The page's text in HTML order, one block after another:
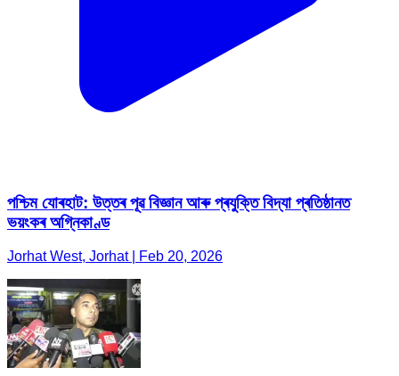
পশ্চিম যোৰহাট: উত্তৰ পূৱ বিজ্ঞান আৰু প্ৰযুক্তি বিদ্যা প্ৰতিষ্ঠানত
ভয়ংকৰ অগ্নিকাণ্ড
Jorhat West, Jorhat | Feb 20, 2026